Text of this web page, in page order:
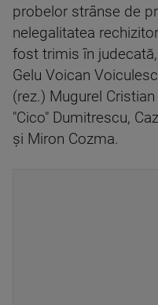
probelor strânse de
nelegalitatea
fost trimis în
Gelu Voican
(rez.) Mugurel
"Cico" Dumitrescu,
şi Miron Cozma.